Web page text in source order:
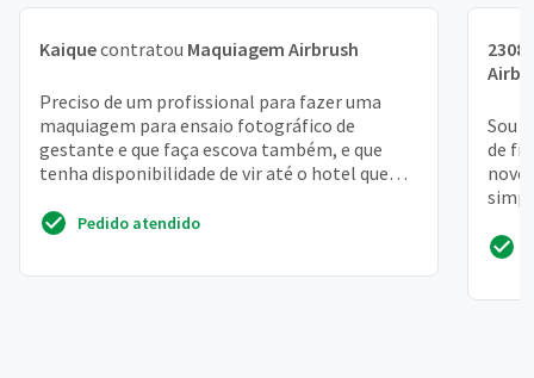
Kaiquecontratou Maquiagem Airbrush
Preciso de um profissional para fazer uma
maquiagem para ensaio fotográfico de
gestante e que faça escova também, e que
tenha disponibilidade de vir até o hotel que
Pedido atendido
Sou
de